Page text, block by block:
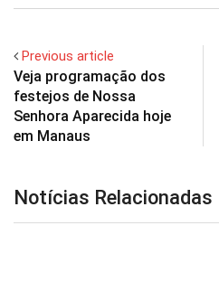
Previous article
Veja programação dos
festejos de Nossa
Senhora Aparecida hoje
em Manaus
Notícias Relacionadas